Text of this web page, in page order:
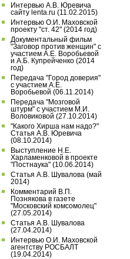
Интервью А.В. Юревича
сайту lenta.ru (11.02.2015)
Интервью О.И. Маховской
проекту "ст. 42" (2014 год)
Документальный фильм
"Заговор против женщин" с
участием А.Е. Воробьевой
и А.Б. Купрейченко (2014
год)
Передача "Город доверия"
с участием А.Е.
Воробьевой (06.11.2014)
Передача "Мозговой
штурм" с участием М.И.
Воловиковой (27.10.2014)
"Какого Хирша нам надо?"
Статья А.В. Юревича
(08.10.2014)
Выступление Н.Е.
Харламенковой в проекте
"Постнаука" (10.06.2014)
Статья А.В. Шувалова (май
2014)
Комментарий В.П.
Познякова в газете
"Московский комсомолец"
(27.05.2014)
Статья А.В. Шувалова
(27.04.2014)
Интервью О.И. Маховской
агентству РОСБАЛТ
(19.04.2014)